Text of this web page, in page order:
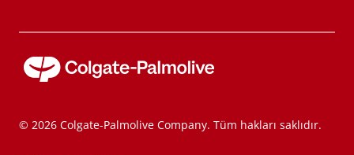
© 2026 Colgate-Palmolive Company. Tüm hakları saklıdır.